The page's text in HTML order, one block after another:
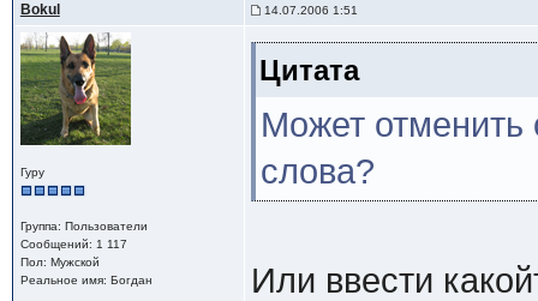
Bokul 14.07.2006 1:51
Гуру
Группа: Пользователи
Сообщений: 1 117
Пол: Мужской
Реальное имя: Богдан
Цитата
Может отменить
слова?
Или ввести